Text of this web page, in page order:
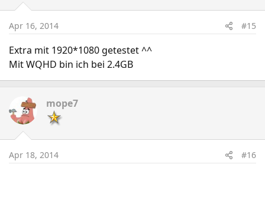
Apr 16, 2014 #15
Extra mit 1920*1080 getestet ^^
Mit WQHD bin ich bei 2.4GB
mope7
Apr 18, 2014 #16